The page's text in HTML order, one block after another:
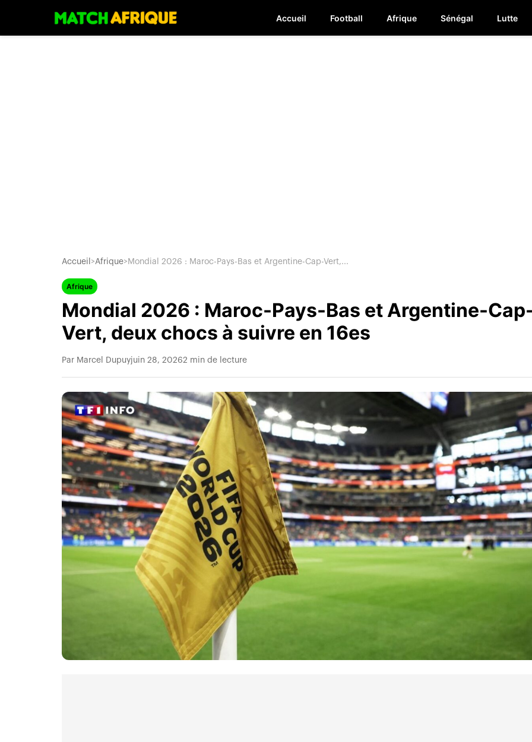
Accueil Football Afrique Sénégal Lutte
Accueil >Afrique> Mondial 2026 : Maroc-Pays-Bas et Argentine-Cap-Vert,...
Afrique
Mondial 2026 : Maroc-Pays-Bas et Argentine-
Vert, deux chocs à suivre en 16es
Par Marcel Dupuyjuin 28, 20262 min de lecture